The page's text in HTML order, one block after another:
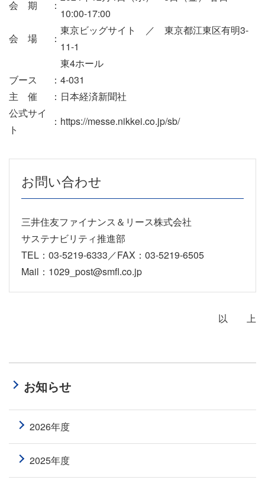
会 期
：
10:00-17:00
会 場
：
東京ビッグサイト ／ 東京都江東区有明3-
11-1
東4ホール
ブース
： 4-031
主 催
： 日本経済新聞社
公式サイ
ト
： https://messe.nikkei.co.jp/sb/
お問い合わせ
三井住友ファイナンス＆リース株式会社
サステナビリティ推進部
TEL：03-5219-6333／FAX：03-5219-6505
Mail：1029_post@smfl.co.jp
以 上
お知らせ
2026年度
2025年度